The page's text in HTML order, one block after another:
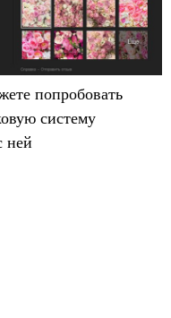
попробовать
систему
ней